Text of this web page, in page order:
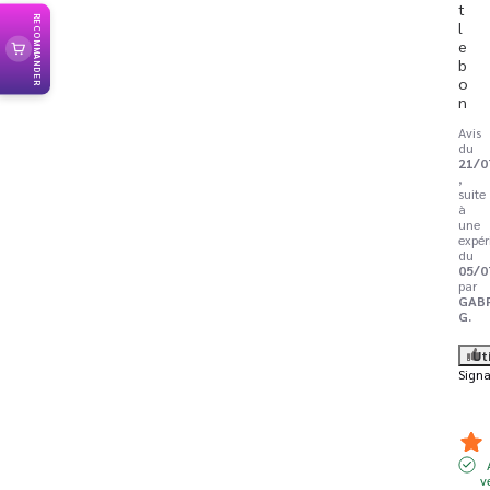
t
l
e
b
o
n
Avis
du
21/
,
suite
à
une
du
05/
par
G.
RECOMMANDER